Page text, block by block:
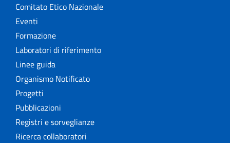
Comitato Etico Nazionale
Eventi
Formazione
Laboratori di riferimento
Linee guida
Organismo Notificato
Progetti
Pubblicazioni
Registri e sorveglianze
Ricerca collaboratori